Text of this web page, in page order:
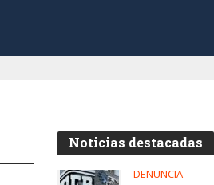
Noticias destacadas
DENUNCIA